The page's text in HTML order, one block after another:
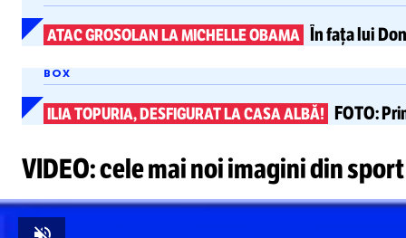
ATAC GROSOLAN LA MICHELLE OBAMA În fața lui
BOX
ILIA TOPURIA, DESFIGURAT LA CASA ALBĂ! FOTO:
VIDEO: cele mai noi imagini din sport